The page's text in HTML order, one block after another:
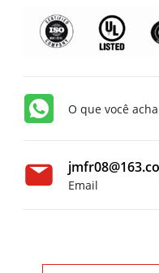
O que você
Email